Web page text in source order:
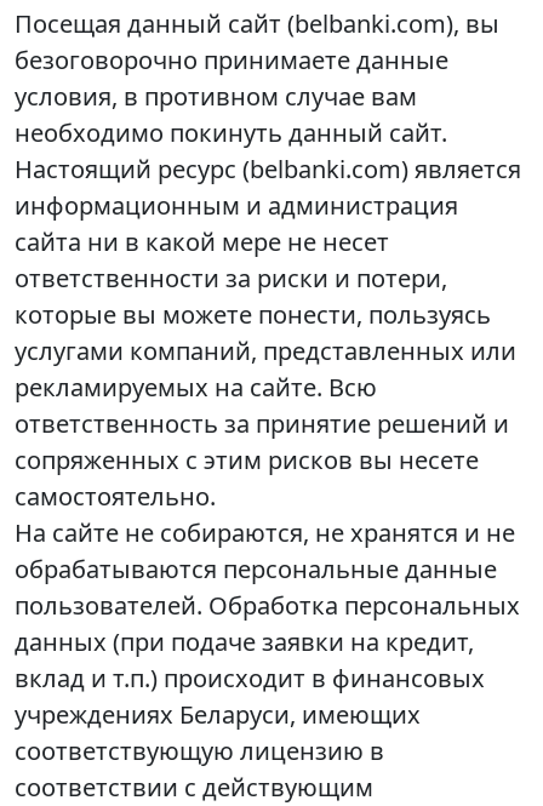
Посещая данный сайт (belbanki.com), вы
безоговорочно принимаете данные
условия, в противном случае вам
необходимо покинуть данный сайт.
Настоящий ресурс (belbanki.com) является
информационным и администрация
сайта ни в какой мере не несет
ответственности за риски и потери,
которые вы можете понести, пользуясь
услугами компаний, представленных или
рекламируемых на сайте. Всю
ответственность за принятие решений и
сопряженных с этим рисков вы несете
самостоятельно.
На сайте не собираются, не хранятся и не
обрабатываются персональные данные
пользователей. Обработка персональных
данных (при подаче заявки на кредит,
вклад и т.п.) происходит в финансовых
учреждениях Беларуси, имеющих
соответствующую лицензию в
соответствии с действующим